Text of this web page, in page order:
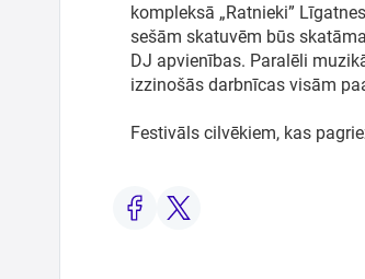
kompleksā „Ratnieki”
sešām skatuvēm būs
DJ apvienības. Paralēli
izzinošās darbnīcas visām
Festivāls cilvēkiem, kas